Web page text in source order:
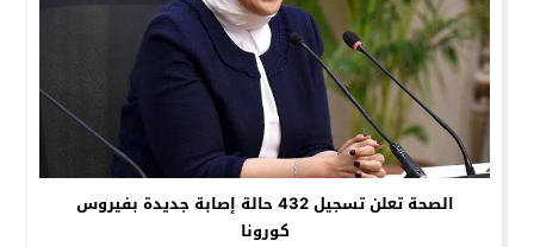
الصحة تعلن تسجيل 432 حالة إصابة جديدة بفيروس
كورونا